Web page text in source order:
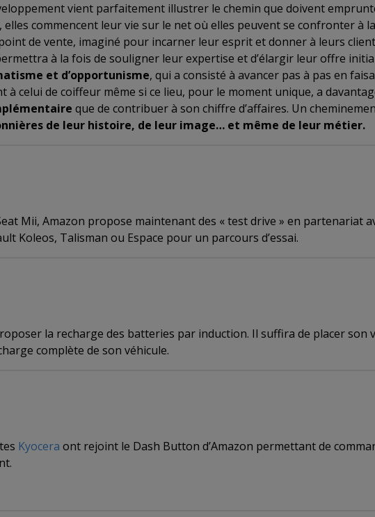
vient parfaitement illustrer le chemin que doivent
commencent leur vie sur le net où elles peuvent se confronter à
de vente, imaginé pour incarner leur esprit et donner à leurs
à la fois de souligner leur expertise et d’élargir leur offre
et d’opportunisme, qui a consisté à avancer pas à pas en
à celui de coiffeur même si ce lieu, pour le moment unique, a
que de contribuer à son chiffre d’affaires. Un
de leur histoire, de leur image… et même de leur métier.
Mii, Amazon propose maintenant des « test drive » en partenariat
Koleos, Talisman ou Espace pour un parcours d’essai.
la recharge des batteries par induction. Il suffira de placer son
complète de son véhicule.
Kyocera ont rejoint le Dash Button d’Amazon permettant de